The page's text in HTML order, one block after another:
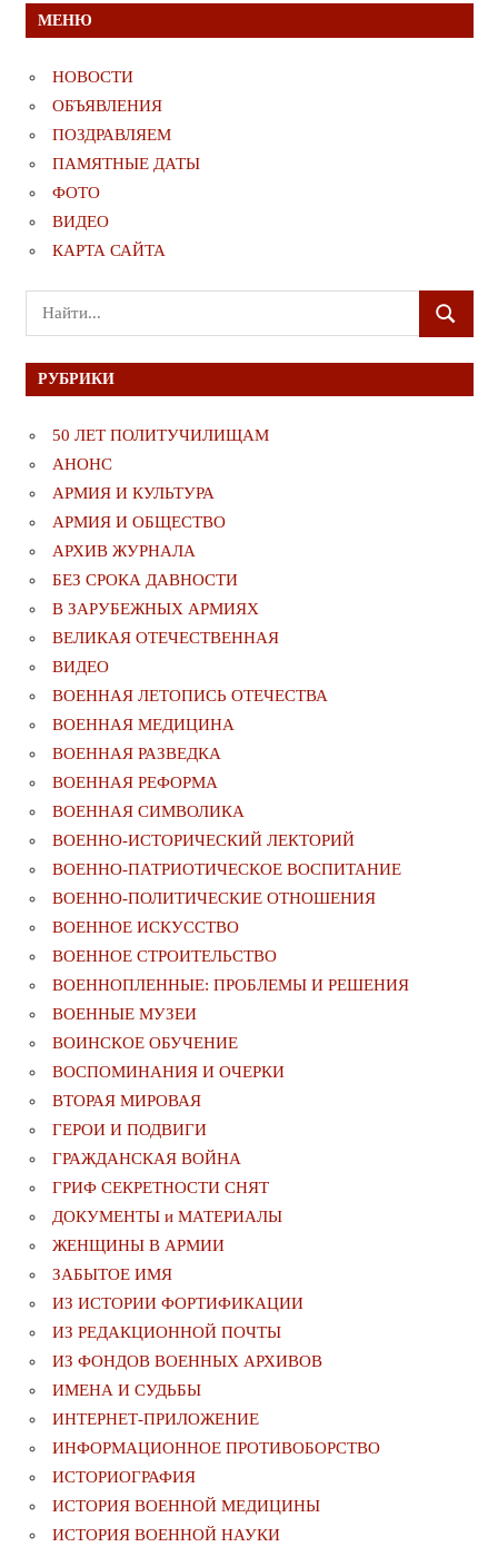
МЕНЮ
НОВОСТИ
ОБЪЯВЛЕНИЯ
ПОЗДРАВЛЯЕМ
ПАМЯТНЫЕ ДАТЫ
ФОТО
ВИДЕО
КАРТА САЙТА
Поиск
для:
ПОИСК
РУБРИКИ
50 ЛЕТ ПОЛИТУЧИЛИЩАМ
АНОНС
АРМИЯ И КУЛЬТУРА
АРМИЯ И ОБЩЕСТВО
АРХИВ ЖУРНАЛА
БЕЗ СРОКА ДАВНОСТИ
В ЗАРУБЕЖНЫХ АРМИЯХ
ВЕЛИКАЯ ОТЕЧЕСТВЕННАЯ
ВИДЕО
ВОЕННАЯ ЛЕТОПИСЬ ОТЕЧЕСТВА
ВОЕННАЯ МЕДИЦИНА
ВОЕННАЯ РАЗВЕДКА
ВОЕННАЯ РЕФОРМА
ВОЕННАЯ СИМВОЛИКА
ВОЕННО-ИСТОРИЧЕСКИЙ ЛЕКТОРИЙ
ВОЕННО-ПАТРИОТИЧЕСКОЕ ВОСПИТАНИЕ
ВОЕННО-ПОЛИТИЧЕСКИE ОТНОШЕНИЯ
ВОЕННОЕ ИСКУССТВО
ВОЕННОЕ СТРОИТЕЛЬСТВО
ВОЕННОПЛЕННЫЕ: ПРОБЛЕМЫ И РЕШЕНИЯ
ВОЕННЫЕ МУЗЕИ
ВОИНСКОЕ ОБУЧЕНИЕ
ВОСПОМИНАНИЯ И ОЧЕРКИ
ВТОРАЯ МИРОВАЯ
ГЕРОИ И ПОДВИГИ
ГРАЖДАНСКАЯ ВОЙНА
ГРИФ СЕКРЕТНОСТИ СНЯТ
ДОКУМЕНТЫ и МАТЕРИАЛЫ
ЖЕНЩИНЫ В АРМИИ
ЗАБЫТОЕ ИМЯ
ИЗ ИСТОРИИ ФОРТИФИКАЦИИ
ИЗ РЕДАКЦИОННОЙ ПОЧТЫ
ИЗ ФОНДОВ ВОЕННЫХ АРХИВОВ
ИМЕНА И СУДЬБЫ
ИНТЕРНЕТ-ПРИЛОЖЕНИЕ
ИНФОРМАЦИОННОЕ ПРОТИВОБОРСТВО
ИСТОРИОГРАФИЯ
ИСТОРИЯ ВОЕННОЙ МЕДИЦИНЫ
ИСТОРИЯ ВОЕННОЙ НАУКИ